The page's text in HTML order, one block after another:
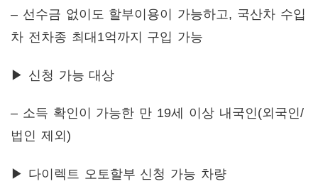
– 선수금 없이도 할부이용이 가능하고, 국산차 수입
차 전차종 최대1억까지 구입 가능
▶ 신청 가능 대상
– 소득 확인이 가능한 만 19세 이상 내국인(외국인/
법인 제외)
▶ 다이렉트 오토할부 신청 가능 차량